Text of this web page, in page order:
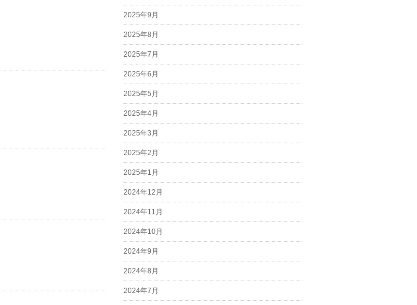
2025年9月
2025年8月
2025年7月
2025年6月
2025年5月
2025年4月
2025年3月
2025年2月
2025年1月
2024年12月
2024年11月
2024年10月
2024年9月
2024年8月
2024年7月